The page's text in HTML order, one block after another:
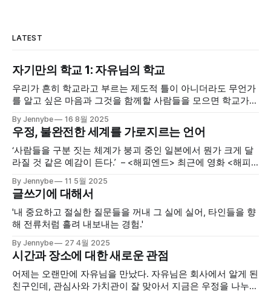
LATEST
자기만의 학교 1: 자유님의 학교
우리가 흔히 학교라고 부르는 제도적 틀이 아니더라도 무언가
를 알고 싶은 마음과 그것을 함께할 사람들을 모으면 학교가
속에서 새로운 학교의 가능성을 매번 보고 있다.
By Jennybe 16 8월 2025
우정, 불완전한 세계를 가로지르는 언어
‘사람들을 구분 짓는 체계가 붕괴 중인 일본에서 뭔가 크게 달
라질 것 같은 예감이 든다.’ – <해피엔드> 최근에 영화 <해피
할 수 있는 근미래 도쿄가 배경이고, 자이니치(재일교포) 문제
를 꽤 정면으로 다뤘으며, 음악을 좋아하는 청소년들이 나온다
는 것까지만 알고 드디어 보러갔다.
By Jennybe 11 5월 2025
글쓰기에 대해서
'내 중요하고 절실한 질문들을 꺼내 그 실에 실어, 타인들을 향
해 전류처럼 흘려 내보내는 경험.'
By Jennybe 27 4월 2025
시간과 장소에 대한 새로운 관점
어제는 오랜만에 자유님을 만났다. 자유님은 회사에서 알게 된
친구인데, 관심사와 가치관이 잘 맞아서 지금은 우정을 나누는